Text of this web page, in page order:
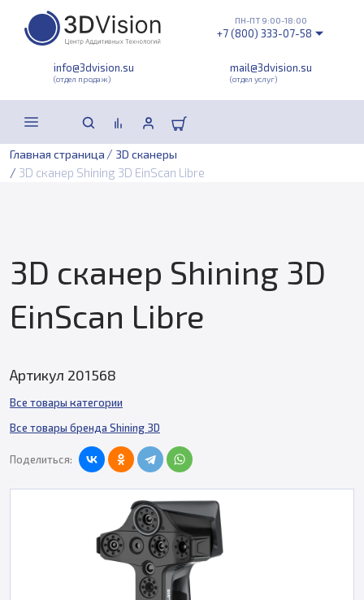
info@3dvision.su
(отдел продаж)
mail@3dvision.su
(отдел услуг)
ПН-ПТ 9:00-18:00
+7 (800) 333-07-58
Главная страница / 3D сканеры
/ 3D сканер Shining 3D EinScan Libre
3D сканер Shining 3D
EinScan Libre
Артикул 201568
Все товары категории
Все товары бренда Shining 3D
Поделиться: